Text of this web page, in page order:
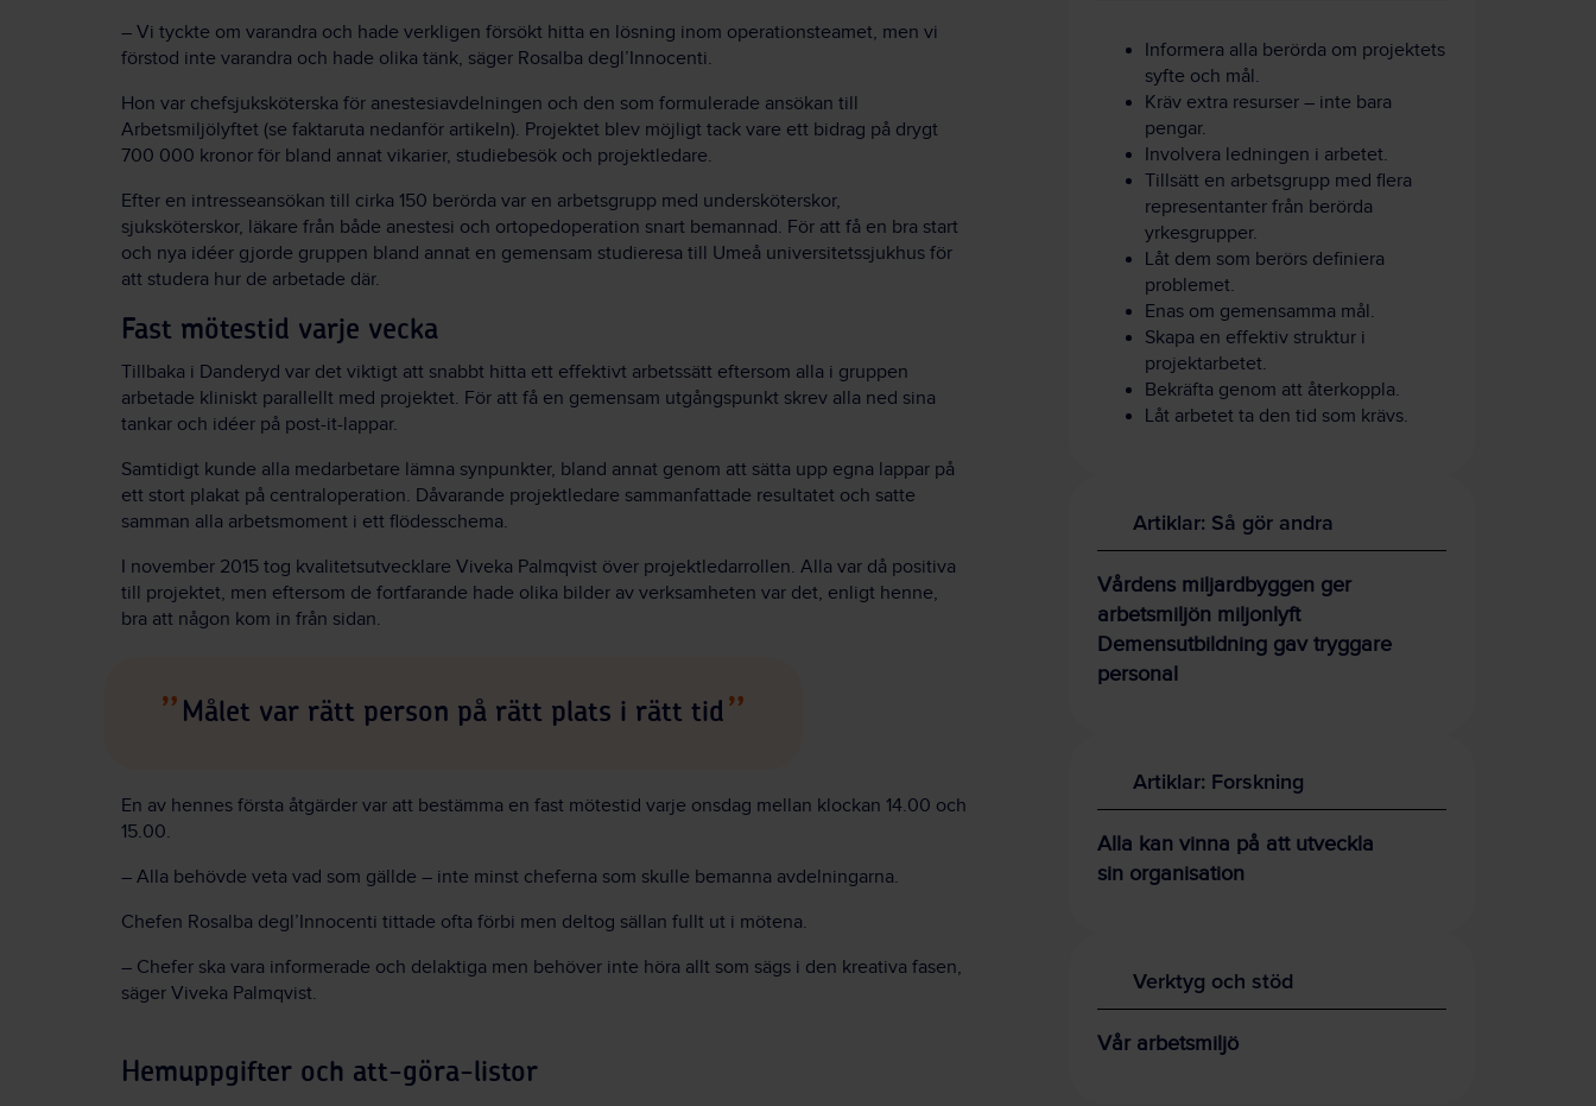
– Vi tyckte om varandra och hade verkligen försökt hitta en lösning inom operationsteamet, men vi
förstod inte varandra och hade olika tänk, säger Rosalba degl’Innocenti.
Hon var chefsjuksköterska för anestesiavdelningen och den som formulerade ansökan till
Arbetsmiljölyftet (se faktaruta nedanför artikeln). Projektet blev möjligt tack vare ett bidrag på drygt
700 000 kronor för bland annat vikarier, studiebesök och projektledare.
Efter en intresseansökan till cirka 150 berörda var en arbetsgrupp med undersköterskor,
sjuksköterskor, läkare från både anestesi och ortopedoperation snart bemannad. För att få en bra start
och nya idéer gjorde gruppen bland annat en gemensam studieresa till Umeå universitetssjukhus för
att studera hur de arbetade där.
Fast mötestid varje vecka
Tillbaka i Danderyd var det viktigt att snabbt hitta ett effektivt arbetssätt eftersom alla i gruppen
arbetade kliniskt parallellt med projektet. För att få en gemensam utgångspunkt skrev alla ned sina
tankar och idéer på post-it-lappar.
Samtidigt kunde alla medarbetare lämna synpunkter, bland annat genom att sätta upp egna lappar på
ett stort plakat på centraloperation. Dåvarande projektledare sammanfattade resultatet och satte
samman alla arbetsmoment i ett flödesschema.
I november 2015 tog kvalitetsutvecklare Viveka Palmqvist över projektledarrollen. Alla var då positiva
till projektet, men eftersom de fortfarande hade olika bilder av verksamheten var det, enligt henne,
bra att någon kom in från sidan.
Målet var rätt person på rätt plats i rätt tid
En av hennes första åtgärder var att bestämma en fast mötestid varje onsdag mellan klockan 14.00 och
15.00.
– Alla behövde veta vad som gällde – inte minst cheferna som skulle bemanna avdelningarna.
Chefen Rosalba degl’Innocenti tittade ofta förbi men deltog sällan fullt ut i mötena.
– Chefer ska vara informerade och delaktiga men behöver inte höra allt som sägs i den kreativa fasen,
säger Viveka Palmqvist.
Hemuppgifter och att-göra-listor
Informera alla berörda om projektets
syfte och mål.
Kräv extra resurser – inte bara
pengar.
Involvera ledningen i arbetet.
Tillsätt en arbetsgrupp med flera
representanter från berörda
yrkesgrupper.
Låt dem som berörs definiera
problemet.
Enas om gemensamma mål.
Skapa en effektiv struktur i
projektarbetet.
Bekräfta genom att återkoppla.
Låt arbetet ta den tid som krävs.
Artiklar: Så gör andra
Vårdens miljardbyggen ger
arbetsmiljön miljonlyft
Demensutbildning gav tryggare
personal
Artiklar: Forskning
Alla kan vinna på att utveckla
sin organisation
Verktyg och stöd
Vår arbetsmiljö